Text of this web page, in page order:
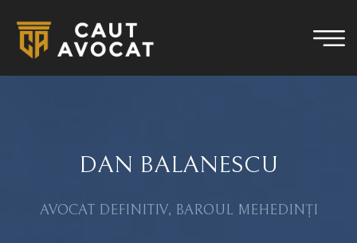
DAN BALANESCU
AVOCAT DEFINITIV, BAROUL MEHEDINȚI